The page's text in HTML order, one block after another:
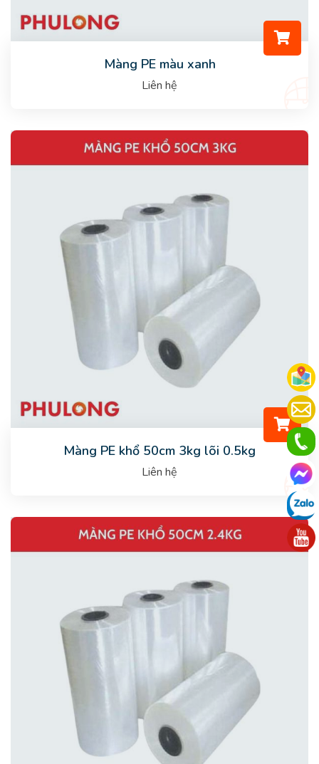
Màng PE màu xanh
Liên hệ
Màng PE khổ 50cm 3kg lõi 0.5kg
Liên hệ